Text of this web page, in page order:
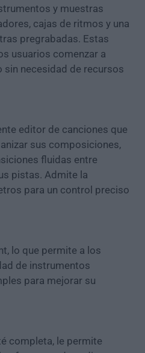
y muestras
cajas de ritmos y una
pregrabadas. Estas
usuarios comenzar a
necesidad de recursos
editor de canciones que
sus composiciones,
fluidas entre
pistas. Admite la
para un control preciso
lo que permite a los
de instrumentos
para mejorar su
completa, le permite